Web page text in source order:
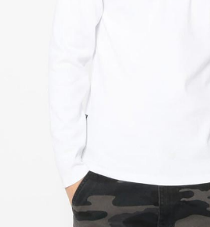
品番:7835930014 6153482
ブランド:AVIREX
素材:（本体）コットン 95% ポリウ
中性洗剤(おしゃれ着洗剤)のご使用
プリント部分のつまみ洗いは、お避
プリント部分へのアイロンは剥離の
けください。アイロン使用時は、当
タンブラー乾燥は、お避け下さい。
生地の特性上、縮みやすいので、洗
濃色は着用時の汗や摩擦により色落
合わせての着用はお避けください。
素材の性質上、直射日光や蛍光灯の
せする恐れがあります。